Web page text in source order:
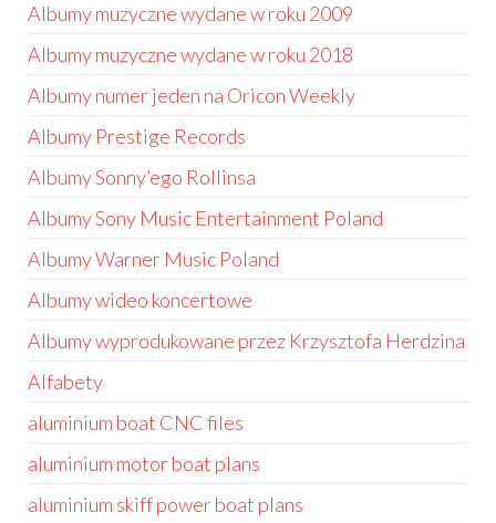
Albumy muzyczne wydane w roku 2009
Albumy muzyczne wydane w roku 2018
Albumy numer jeden na Oricon Weekly
Albumy Prestige Records
Albumy Sonny’ego Rollinsa
Albumy Sony Music Entertainment Poland
Albumy Warner Music Poland
Albumy wideo koncertowe
Albumy wyprodukowane przez Krzysztofa Herdzina
Alfabety
aluminium boat CNC files
aluminium motor boat plans
aluminium skiff power boat plans